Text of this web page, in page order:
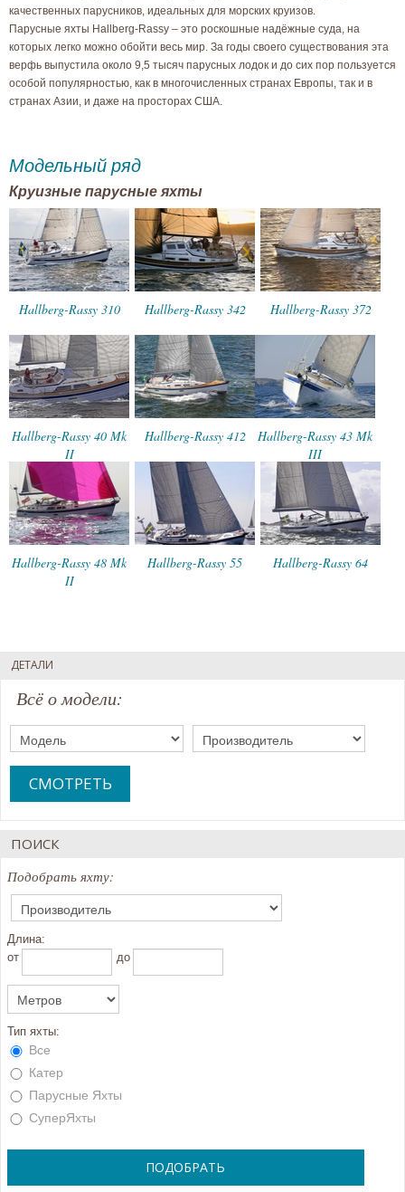
качественных парусников, идеальных для морских круизов.
Парусные яхты Hallberg-Rassy – это роскошные надёжные суда, на
которых легко можно обойти весь мир. За годы своего существования эта
верфь выпустила около 9,5 тысяч парусных лодок и до сих пор пользуется
особой популярностью, как в многочисленных странах Европы, так и в
странах Азии, и даже на просторах США.
Модельный ряд
Круизные парусные яхты
Hallberg-Rassy 310 Hallberg-Rassy 342 Hallberg-Rassy 372
Hallberg-Rassy 40 Mk
II
Hallberg-Rassy 412
Hallberg-Rassy 43 Mk
III
Hallberg-Rassy 48 Mk
II
Hallberg-Rassy 55 Hallberg-Rassy 64
ДЕТАЛИ
Всё о модели:
СМОТРЕТЬ
ПОИСК
Подобрать яхту:
Длина:
oт
до
Тип яхты:
Все
Катер
Парусные Яхты
СуперЯхты